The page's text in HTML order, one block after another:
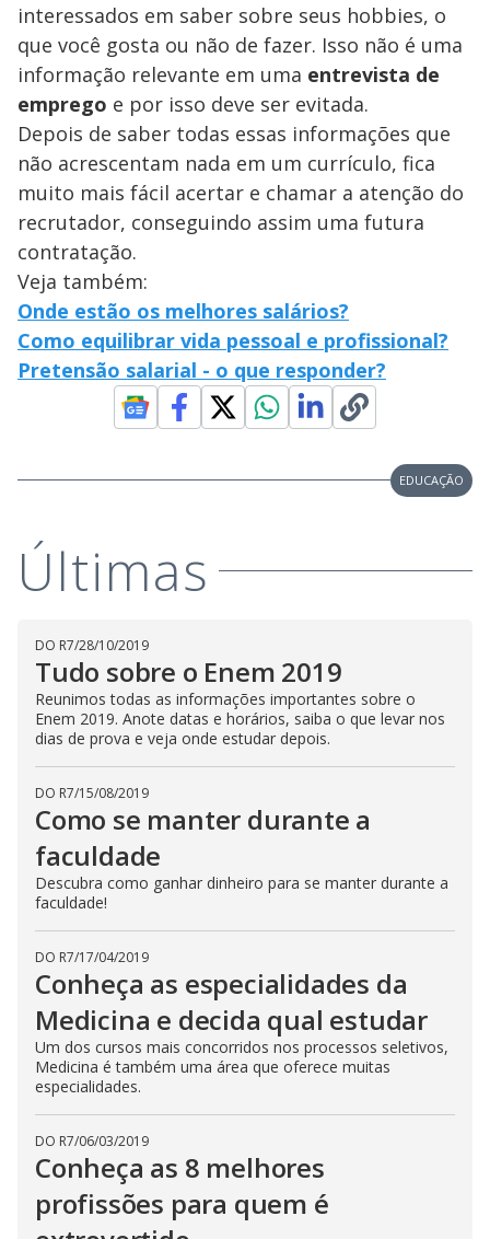
interessados em saber sobre seus hobbies, o
que você gosta ou não de fazer. Isso não é uma
informação relevante em uma entrevista de
emprego e por isso deve ser evitada.
Depois de saber todas essas informações que
não acrescentam nada em um currículo, fica
muito mais fácil acertar e chamar a atenção do
recrutador, conseguindo assim uma futura
contratação.
Veja também:
Onde estão os melhores salários?
Como equilibrar vida pessoal e profissional?
Pretensão salarial - o que responder?
EDUCAÇÃO
Últimas
DO R7/28/10/2019
Tudo sobre o Enem 2019
Reunimos todas as informações importantes sobre o
Enem 2019. Anote datas e horários, saiba o que levar nos
dias de prova e veja onde estudar depois.
DO R7/15/08/2019
Como se manter durante a
faculdade
Descubra como ganhar dinheiro para se manter durante a
faculdade!
DO R7/17/04/2019
Conheça as especialidades da
Medicina e decida qual estudar
Um dos cursos mais concorridos nos processos seletivos,
Medicina é também uma área que oferece muitas
especialidades.
DO R7/06/03/2019
Conheça as 8 melhores
profissões para quem é